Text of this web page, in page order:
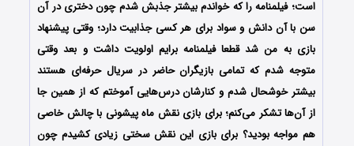
است؛ فیلمنامه را که خواندم بیشتر جذبش شدم چون دختری در آن
سن با آن دانش و سواد برای هر کسی جذابیت دارد؛ وقتی پیشنهاد
بازی به من شد قطعا فیلمنامه برایم اولویت داشت و بعد وقتی
متوجه شدم که تمامی بازیگران حاضر در سریال حرفه‌ای هستند
بیشتر خوشحال شدم و کنارشان درس‌هایی آموختم که از همین جا
از آن‌ها تشکر می‌کنم؛ برای بازی نقش ماه پیشونی با چالش خاصی
هم مواجه بودید؟ برای بازی این نقش سختی زیادی کشیدم چون